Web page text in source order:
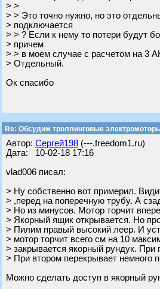
> >
> > Это точно нужно, но это
> подключается
> > ? Если к нему то потери будут
> причем
> > в моем случае с расчетом на 3
> Отдельный.
Ок спасибо
Re: Обсудим троллинговые
Автор: Сергей198 (---.freedom1.ru)
Дата: 10-02-18 17:16
vlad006 писал:
> Ну собственно вот примерил.
> ,перед на поперечную трубу. А
> Но из минусов. Мотор торчит
> Якорный ящик открывается. Но
> Пилим правый высокий леер. И
> мотор торчит всего см на 10
> закрывается якорный рундук. При
> При втором перекрывает немного
Можно сделать доступ в якорный